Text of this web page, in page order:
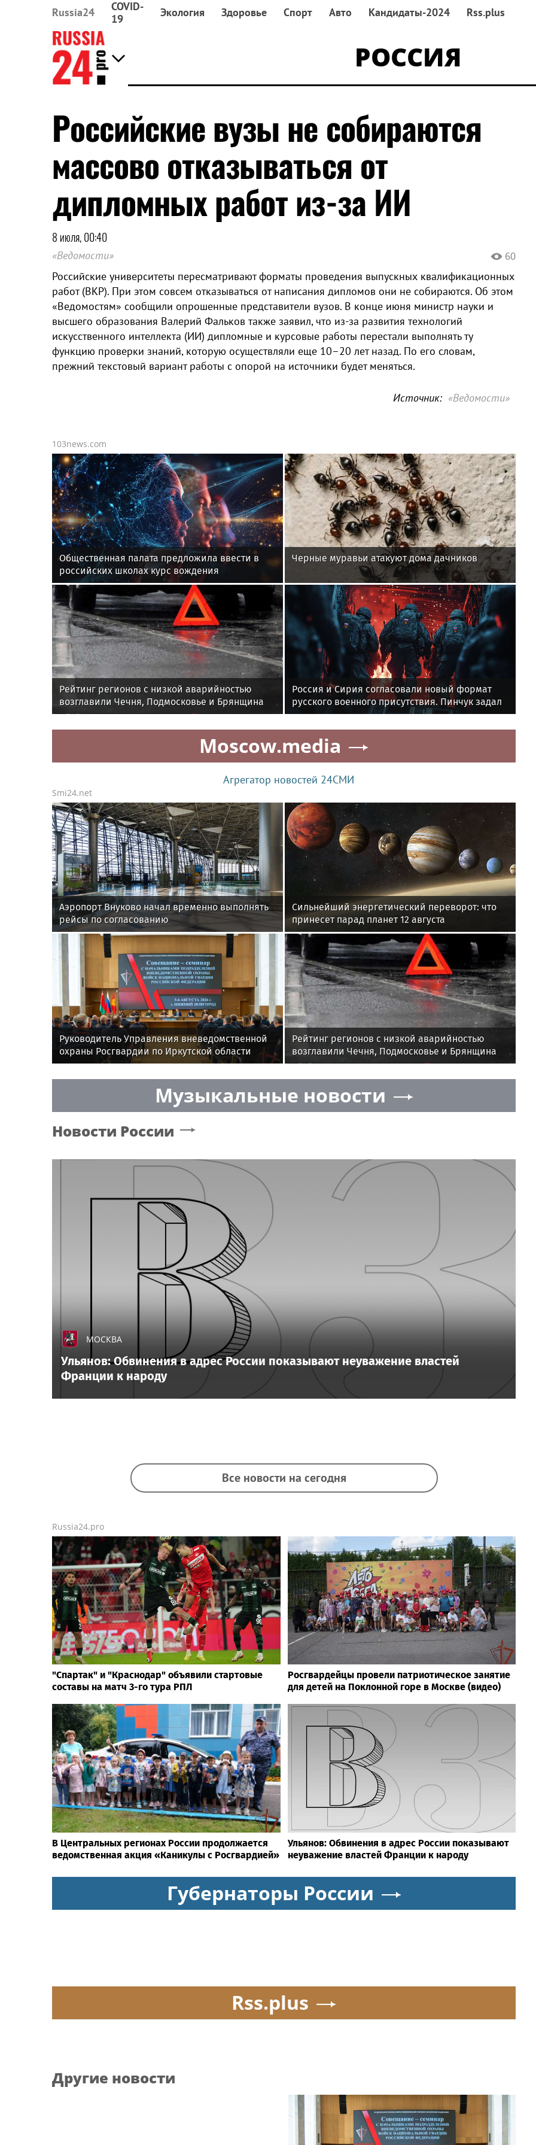
Russia24
COVID-
19
Экология Здоровье Спорт Авто Кандидаты-2024 Rss.plus
РОССИЯ
Российские вузы не собираются
массово отказываться от
дипломных работ из-за ИИ
8 июля, 00:40
«Ведомости» 60
Российские университеты пересматривают форматы проведения выпускных квалификационных
работ (ВКР). При этом совсем отказываться от написания дипломов они не собираются. Об этом
«Ведомостям» сообщили опрошенные представители вузов. В конце июня министр науки и
высшего образования Валерий Фальков также заявил, что из-за развития технологий
искусственного интеллекта (ИИ) дипломные и курсовые работы перестали выполнять ту
функцию проверки знаний, которую осуществляли еще 10–20 лет назад. По его словам,
прежний текстовый вариант работы с опорой на источники будет меняться.
Источник: «Ведомости»
103news.com
Общественная палата предложила ввести в
российских школах курс вождения
Черные муравьи атакуют дома дачников
Рейтинг регионов с низкой аварийностью
возглавили Чечня, Подмосковье и Брянщина
Россия и Сирия согласовали новый формат
русского военного присутствия. Пинчук задал
пять неудобных вопросов
Moscow.media
Агрегатор новостей 24СМИ
Smi24.net
Аэропорт Внуково начал временно выполнять
рейсы по согласованию
Сильнейший энергетический переворот: что
принесет парад планет 12 августа
Руководитель Управления вневедомственной
охраны Росгвардии по Иркутской области
принял участие во Всероссийском совещании-
Рейтинг регионов с низкой аварийностью
возглавили Чечня, Подмосковье и Брянщина
Музыкальные новости
Новости России
МОСКВА
Ульянов: Обвинения в адрес России показывают неуважение властей
Франции к народу
Все новости на сегодня
Russia24.pro
"Спартак" и "Краснодар" объявили стартовые
составы на матч 3-го тура РПЛ
Росгвардейцы провели патриотическое занятие
для детей на Поклонной горе в Москве (видео)
В Центральных регионах России продолжается
ведомственная акция «Каникулы с Росгвардией»
Ульянов: Обвинения в адрес России показывают
неуважение властей Франции к народу
Губернаторы России
Rss.plus
Другие новости